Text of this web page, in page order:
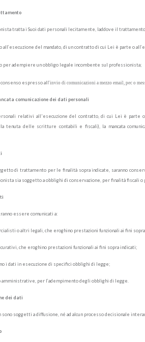
tratta i Suoi dati personali lecitamente, laddove il
all’esecuzione del mandato, di un contratto di cui Lei è parte o
per adempiere un obbligo legale incombente sul professionista;
espresso all’invio di comunicazioni a mezzo email, pec o
comunicazione dei dati personali
relativi all'esecuzione del contratto, di cui Lei è parte
tenuta delle scritture contabili e fiscali), la mancata
di trattamento per le finalità sopra indicate, saranno
sia soggetto a obblighi di conservazione, per finalità fiscali
essere comunicati a:
o altri legali, che eroghino prestazioni funzionali ai fini
che eroghino prestazioni funzionali ai fini sopra indicati;
i dati in esecuzione di specifici obblighi di legge;
amministrative, per l’adempimento degli obblighi di legge.
dei dati
sono soggetti a diffusione, né ad alcun processo decisionale